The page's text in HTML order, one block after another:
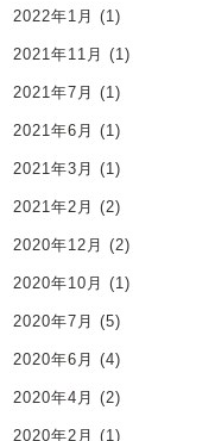
2022年1月 (1)
2021年11月 (1)
2021年7月 (1)
2021年6月 (1)
2021年3月 (1)
2021年2月 (2)
2020年12月 (2)
2020年10月 (1)
2020年7月 (5)
2020年6月 (4)
2020年4月 (2)
2020年2月 (1)